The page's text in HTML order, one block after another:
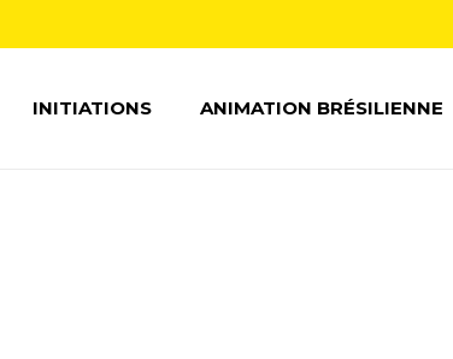
INITIATIONS ANIMATION BRÉSILIENNE